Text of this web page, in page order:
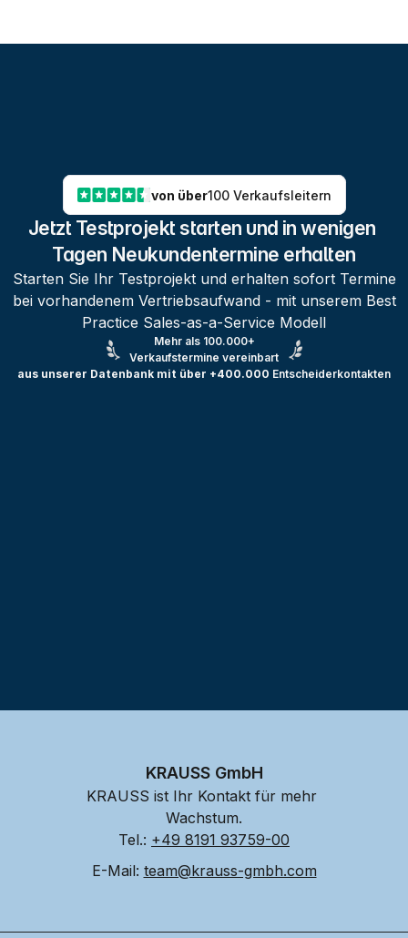
von über100 Verkaufsleitern
Jetzt Testprojekt starten und in wenigen
Tagen Neukundentermine erhalten
Starten Sie Ihr Testprojekt und erhalten sofort Termine
bei vorhandenem Vertriebsaufwand - mit unserem Best
Practice Sales-as-a-Service Modell
Mehr als 100.000+
Verkaufstermine vereinbart
aus unserer Datenbank mit über +400.000 Entscheiderkontakten
KRAUSS GmbH
KRAUSS ist Ihr Kontakt für mehr
Wachstum.
Tel.: +49 8191 93759-00
E-Mail: team@krauss-gmbh.com